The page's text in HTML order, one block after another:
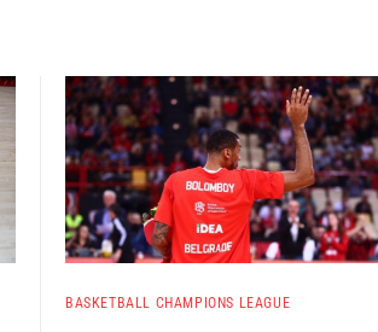
BASKETBALL CHAMPIONS LEAGUE